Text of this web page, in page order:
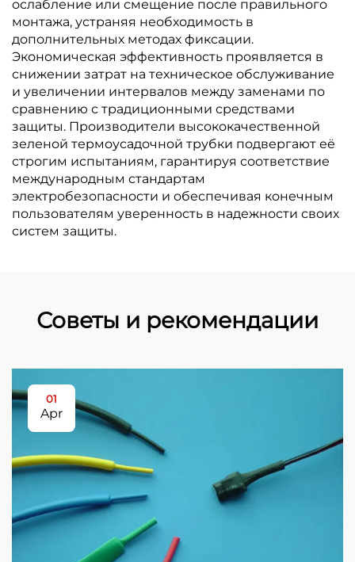
ослабление или смещение после правильного
монтажа, устраняя необходимость в
дополнительных методах фиксации.
Экономическая эффективность проявляется в
снижении затрат на техническое обслуживание
и увеличении интервалов между заменами по
сравнению с традиционными средствами
защиты. Производители высококачественной
зеленой термоусадочной трубки подвергают её
строгим испытаниям, гарантируя соответствие
международным стандартам
электробезопасности и обеспечивая конечным
пользователям уверенность в надежности своих
систем защиты.
Советы и рекомендации
01
Apr